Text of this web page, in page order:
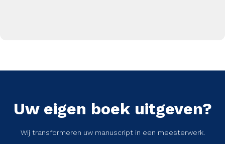
Uw eigen boek uitgeven?
Wij transformeren uw manuscript in een meesterwerk.